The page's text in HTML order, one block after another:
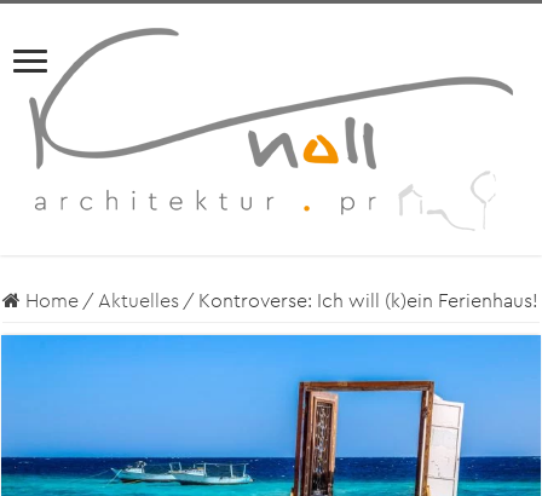
Home/Aktuelles/Kontroverse: Ich will (k)ein Ferienhaus!